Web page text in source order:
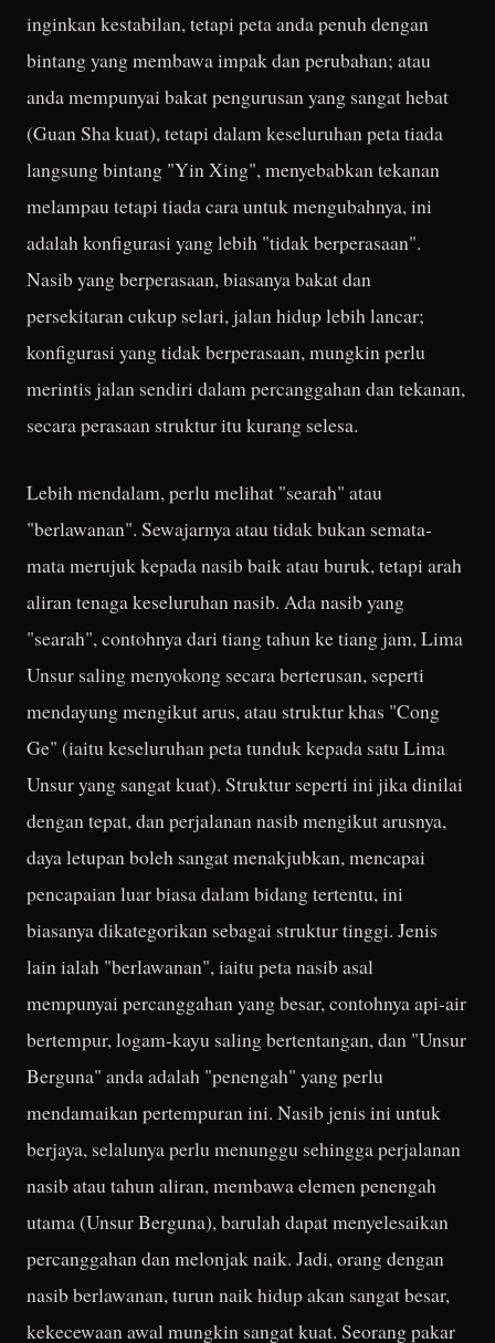
inginkan kestabilan, tetapi peta anda penuh dengan
bintang yang membawa impak dan perubahan; atau
anda mempunyai bakat pengurusan yang sangat hebat
(Guan Sha kuat), tetapi dalam keseluruhan peta tiada
langsung bintang "Yin Xing", menyebabkan tekanan
melampau tetapi tiada cara untuk mengubahnya, ini
adalah konfigurasi yang lebih "tidak berperasaan".
Nasib yang berperasaan, biasanya bakat dan
persekitaran cukup selari, jalan hidup lebih lancar;
konfigurasi yang tidak berperasaan, mungkin perlu
merintis jalan sendiri dalam percanggahan dan tekanan,
secara perasaan struktur itu kurang selesa.
Lebih mendalam, perlu melihat "searah" atau
"berlawanan". Sewajarnya atau tidak bukan semata-
mata merujuk kepada nasib baik atau buruk, tetapi arah
aliran tenaga keseluruhan nasib. Ada nasib yang
"searah", contohnya dari tiang tahun ke tiang jam, Lima
Unsur saling menyokong secara berterusan, seperti
mendayung mengikut arus, atau struktur khas "Cong
Ge" (iaitu keseluruhan peta tunduk kepada satu Lima
Unsur yang sangat kuat). Struktur seperti ini jika dinilai
dengan tepat, dan perjalanan nasib mengikut arusnya,
daya letupan boleh sangat menakjubkan, mencapai
pencapaian luar biasa dalam bidang tertentu, ini
biasanya dikategorikan sebagai struktur tinggi. Jenis
lain ialah "berlawanan", iaitu peta nasib asal
mempunyai percanggahan yang besar, contohnya api-air
bertempur, logam-kayu saling bertentangan, dan "Unsur
Berguna" anda adalah "penengah" yang perlu
mendamaikan pertempuran ini. Nasib jenis ini untuk
berjaya, selalunya perlu menunggu sehingga perjalanan
nasib atau tahun aliran, membawa elemen penengah
utama (Unsur Berguna), barulah dapat menyelesaikan
percanggahan dan melonjak naik. Jadi, orang dengan
nasib berlawanan, turun naik hidup akan sangat besar,
kekecewaan awal mungkin sangat kuat. Seorang pakar